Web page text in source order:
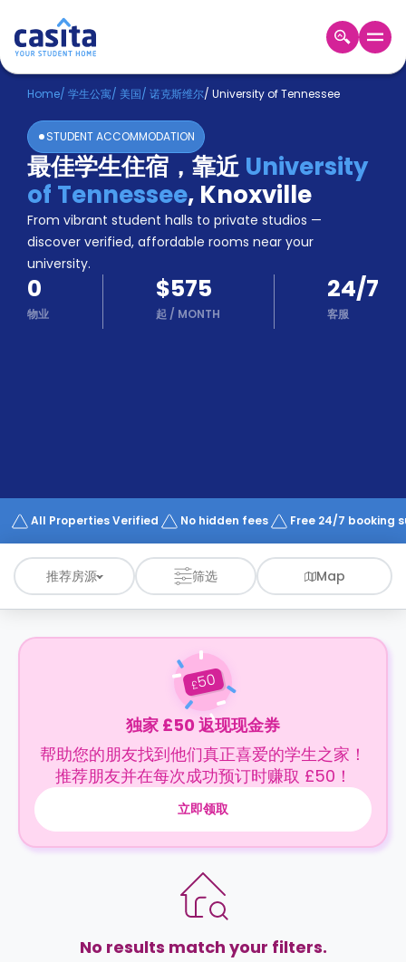
Home ZH USD
登
入
Booking
Accommodation
About
us
Blog
Refer
And
Earn
Become
Works
Home/ 学生公寓/ 美国/ 诺克斯维尔/ University of Tennessee
STUDENT ACCOMMODATION
最佳学生住宿，靠近University
of Tennessee, Knoxville
From vibrant student halls to private studios —
discover verified, affordable rooms near your
university.
0
物业
$575
起 / MONTH
24/7
客服
All Properties Verified No hidden fees Free 24/7 booking
推荐房源 筛选 Map
£50
独家 £50 返现现金券
帮助您的朋友找到他们真正喜爱的学生之家！
推荐朋友并在每次成功预订时赚取 £50！
立即领取
No results match your filters.